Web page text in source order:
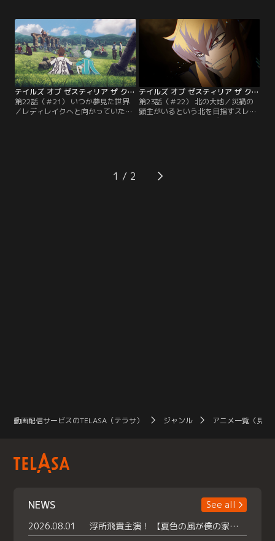
ーシャの声が届いた。アリーシャ
は、レディレイクに現れた竜巻を鎮
めるべく、スレイの力を借りたいと
呼びかけたのだ。スレイとの交信は
途絶えてしまったが、アリーシャは
民の救助を第一に…。
とは許さない」という強い決意を持
って、街を疾走するアリーシャ。バ
ルトロの兵に行く手を阻まれても、
ひるむことなく進んでいく。
テイルズ オブ ゼスティリア ザ クロス 第2期 第22話（＃21）
第22話（＃21） いつか夢見た世界
／レディレイクへと向かっていた竜
目覚め、この先もスレイの従士とし
て穢れを受けることを決意する。
テイルズ オブ ゼスティリア ザ クロス 第2期 第23話（＃22）
第23話（＃22） 北の大地／災禍の
顕主がいるという北を目指すスレイ
一行。アリーシャとロゼは、従士と
1冊の「天遺見聞録」を読み進め、
北に関する記述を見つける。北の地
1
動画配信サービスのTELASA（テラサ） ジャンル アニメ一覧（見放
NEWS
See all
2026.08.01
浮所飛貴主演！ 【夏色の風が僕の家にやってきた】 本日よりテラサで独占配信スタート！